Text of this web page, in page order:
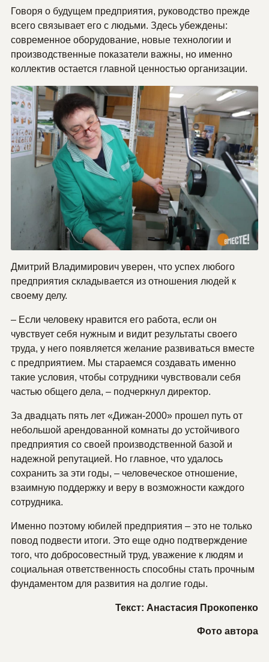
Говоря о будущем предприятия, руководство прежде
всего связывает его с людьми. Здесь убеждены:
современное оборудование, новые технологии и
производственные показатели важны, но именно
коллектив остается главной ценностью организации.
Дмитрий Владимирович уверен, что успех любого
предприятия складывается из отношения людей к
своему делу.
– Если человеку нравится его работа, если он
чувствует себя нужным и видит результаты своего
труда, у него появляется желание развиваться вместе
с предприятием. Мы стараемся создавать именно
такие условия, чтобы сотрудники чувствовали себя
частью общего дела, – подчеркнул директор.
За двадцать пять лет «Дижан-2000» прошел путь от
небольшой арендованной комнаты до устойчивого
предприятия со своей производственной базой и
надежной репутацией. Но главное, что удалось
сохранить за эти годы, – человеческое отношение,
взаимную поддержку и веру в возможности каждого
сотрудника.
Именно поэтому юбилей предприятия – это не только
повод подвести итоги. Это еще одно подтверждение
того, что добросовестный труд, уважение к людям и
социальная ответственность способны стать прочным
фундаментом для развития на долгие годы.
Текст: Анастасия Прокопенко
Фото автора